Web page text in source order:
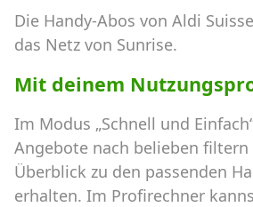
Die Handy-Abos von Aldi
das Netz von Sunrise.
Mit deinem
Im Modus „Schnell und
Angebote nach belieben filtern
Überblick zu den passenden
erhalten. Im Profirechner